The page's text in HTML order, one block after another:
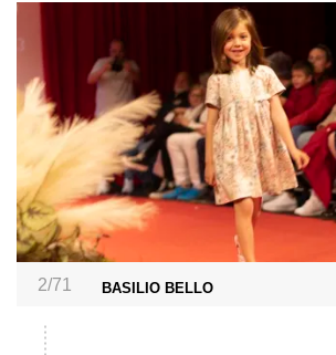
2/71 BASILIO BELLO